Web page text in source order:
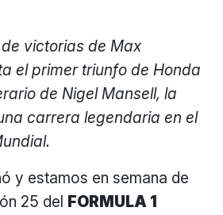
victorias de Max
el primer triunfo de Honda
de Nigel Mansell, la
carrera legendaria en el
y estamos en semana de
25 del FORMULA 1